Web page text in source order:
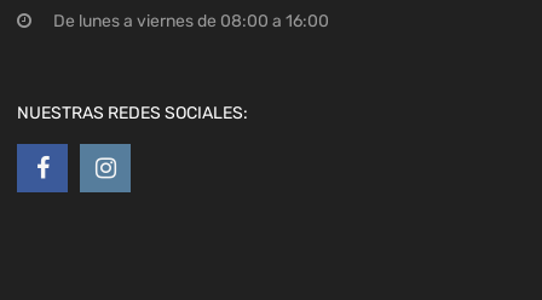
De lunes a viernes de 08:00 a 16:00
NUESTRAS REDES SOCIALES: